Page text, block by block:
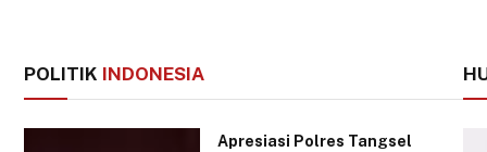
POLITIK INDONESIA
Apresiasi Polres Tangsel